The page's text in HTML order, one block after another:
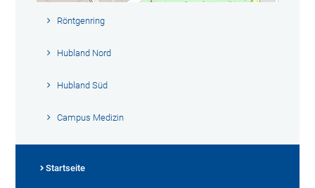
Röntgenring
Hubland Nord
Hubland Süd
Campus Medizin
Startseite